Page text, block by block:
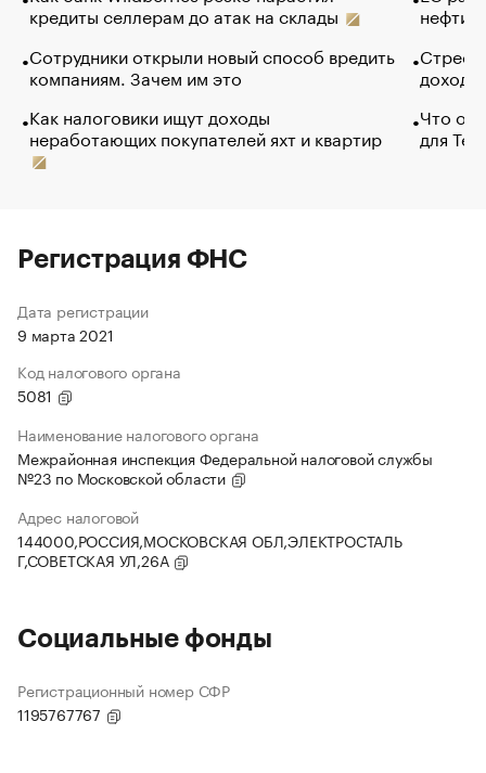
кредиты селлерам до атак на склады
Сотрудники открыли новый способ вредить
компаниям. Зачем им это
Как налоговики ищут доходы
неработающих покупателей яхт и квартир
нефти
Что
для
Регистрация ФНС
Дата регистрации
9 марта 2021
Код налогового органа
5081
Наименование налогового органа
Межрайонная инспекция Федеральной налоговой службы
№23 по Московской области
Адрес налоговой
144000,РОССИЯ,МОСКОВСКАЯ ОБЛ,ЭЛЕКТРОСТАЛЬ
Г,СОВЕТСКАЯ УЛ,26А
Социальные фонды
Регистрационный номер СФР
1195767767